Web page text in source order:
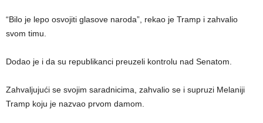
“Bilo je lepo osvojiti glasove naroda”, rekao je Tramp i zahvalio
svom timu.
Dodao je i da su republikanci preuzeli kontrolu nad Senatom.
Zahvaljujući se svojim saradnicima, zahvalio se i supruzi Melaniji
Tramp koju je nazvao prvom damom.